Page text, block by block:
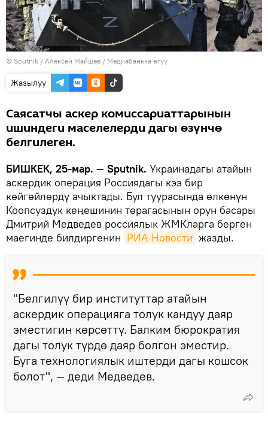
© Sputnik / Алексей Майшев / Медиабанкка өтүү
Жазылуу
Саясатчы аскер комиссариаттарынын
ишиндеги маселелерди дагы өзүнчө
белгилеген.
БИШКЕК, 25-мар. — Sputnik. Украинадагы атайын
аскердик операция Россиядагы кээ бир
көйгөйлөрдү ачыктады. Бул туурасында өлкөнүн
Коопсуздук кеңешинин төрагасынын орун басары
Дмитрий Медведев россиялык ЖМКларга берген
маегинде билдиргенин РИА Новости жазды.
"Белгилүү бир институттар атайын
аскердик операцияга толук кандуу даяр
эместигин көрсөттү. Балким бюрократия
дагы толук түрдө даяр болгон эместир.
Буга технологиялык иштерди дагы кошсок
болот", — деди Медведев.